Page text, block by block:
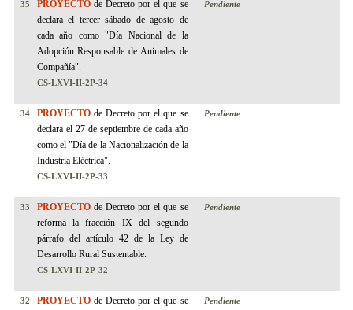
35 PROYECTOde Decreto por el que se
declara el tercer sábado de agosto de
cada año como "Día Nacional de la
Adopción Responsable de Animales de
Compañía".
CS-LXVI-II-2P-34
Pendiente
34 PROYECTOde Decreto por el que se
declara el 27 de septiembre de cada año
como el "Día de la Nacionalización de la
Industria Eléctrica".
CS-LXVI-II-2P-33
Pendiente
33 PROYECTOde Decreto por el que se
reforma la fracción IX del segundo
párrafo del artículo 42 de la Ley de
Desarrollo Rural Sustentable.
CS-LXVI-II-2P-32
Pendiente
32 PROYECTOde Decreto por el que se
Pendiente